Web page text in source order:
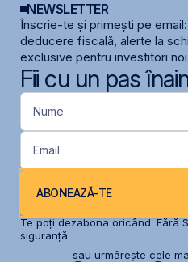
NEWSLETTER
Înscrie-te și primești pe
deducere fiscală, alerte la
exclusive pentru investitori
Fii cu un pas
Nume
Email
ABONEAZĂ-TE
Te poți dezabona oricând. Fără
siguranță.
sau urmărește cele